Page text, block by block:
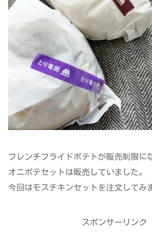
フレンチフライドポテトが販売制限に
オニポテセットは販売していました。
今回はモスチキンセットを注文してみ
スポンサーリンク